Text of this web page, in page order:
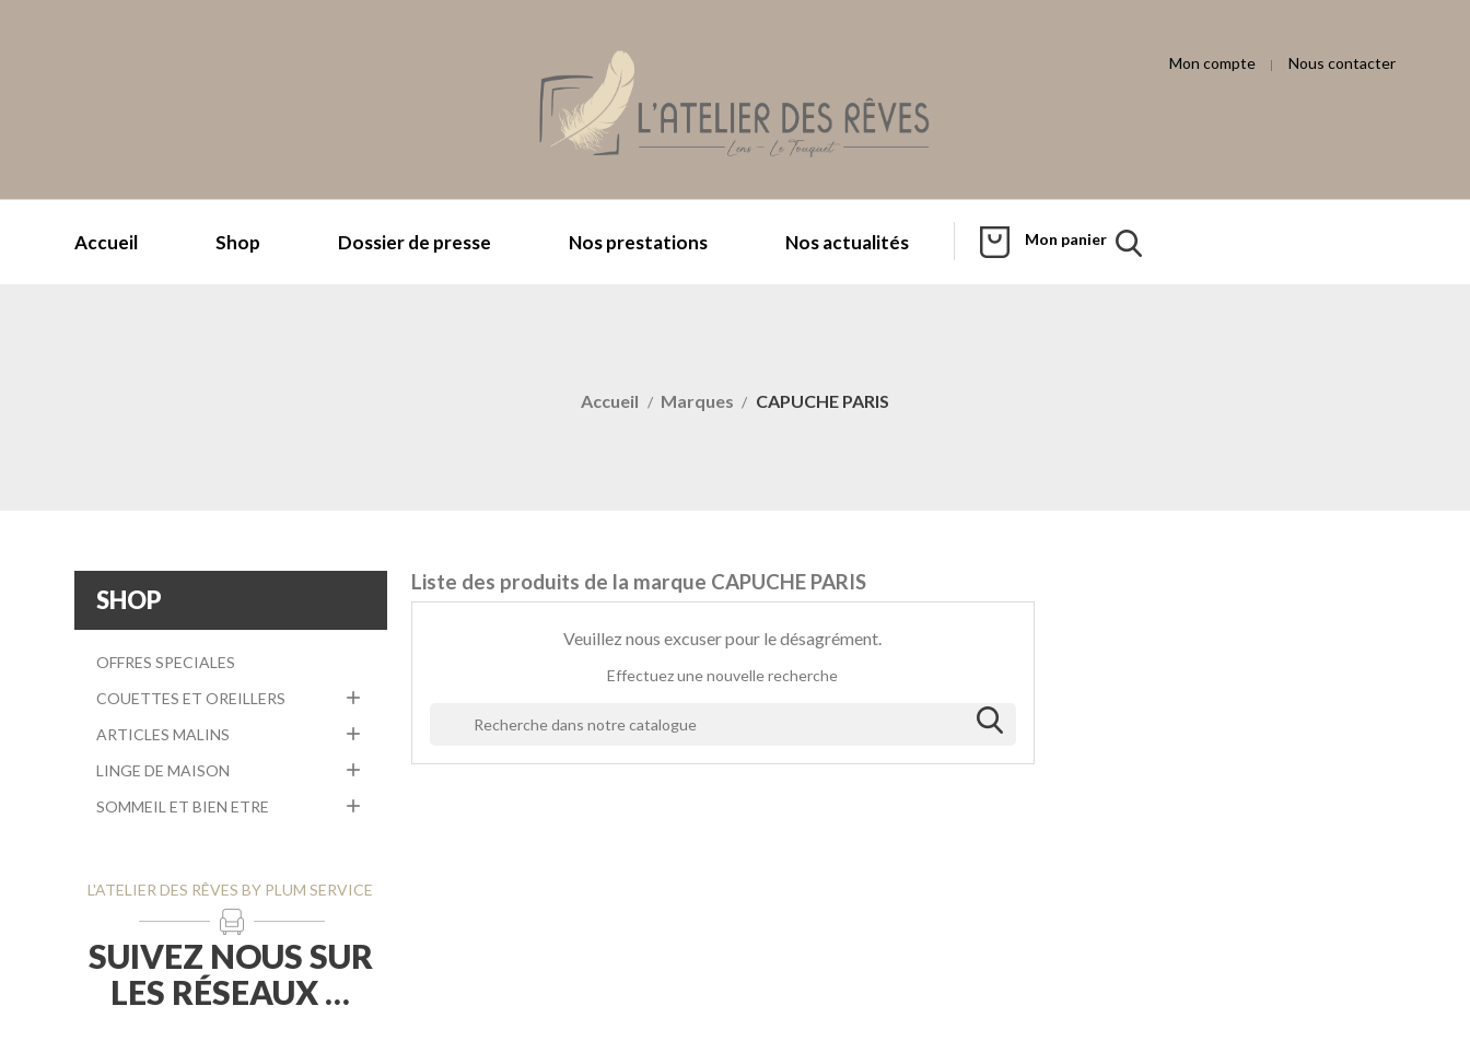
Mon compte Nous contacter
Accueil Shop Dossier de presse Nos prestations Nos actualités Mon panier
Accueil Marques CAPUCHE PARIS
SHOP
OFFRES SPECIALES
COUETTES ET OREILLERS

ARTICLES MALINS 
LINGE DE MAISON 
SOMMEIL ET BIEN ETRE 
L'ATELIER DES RÊVES BY PLUM SERVICE
SUIVEZ NOUS SUR
LES RÉSEAUX …
Liste des produits de la marque CAPUCHE PARIS
Veuillez nous excuser pour le désagrément.
Effectuez une nouvelle recherche